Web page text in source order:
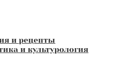
и рецепты
и культурология